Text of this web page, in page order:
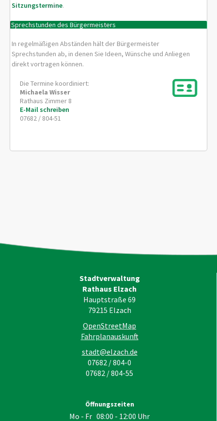
Sitzungstermine.
Sprechstunden des Bürgermeisters
In regelmäßigen Abständen hält der Bürgermeister
Sprechstunden ab, in denen Sie Ideen, Wünsche und Anliegen
direkt vortragen können.
Die Termine koordiniert:
Michaela Wisser
Rathaus Zimmer 8
E-Mail schreiben
07682 / 804-51
Stadtverwaltung
Rathaus Elzach
Hauptstraße 69
79215 Elzach
OpenStreetMap
Fahrplanauskunft
stadt@elzach.de
07682 / 804-0
07682 / 804-55
Öffnungszeiten
Mo - Fr 08:00 - 12:00 Uhr